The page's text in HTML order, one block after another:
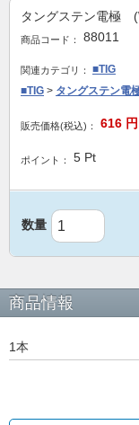
タングステン電
商品コード： 88011
関連カテゴリ：
■TIG
■TIG > タングステン電
販売価格(税込)： 616 円
ポイント： 5 Pt
数量
商品情報
1本